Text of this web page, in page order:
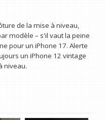
de la mise à niveau,
modèle – s'il vaut la peine
pour un iPhone 17. Alerte
un iPhone 12 vintage
niveau.